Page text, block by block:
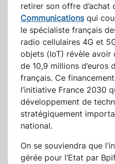
retirer son offre d’achat
Communicationsqui
le spécialiste français
radio cellulaires 4G et
objets (IoT) révèle avoir
de 10,9 millions d’euros
français. Ce
l’initiative France 2030
développement de
stratégiquement
national.
On se souviendra que
gérée pour l’Etat par